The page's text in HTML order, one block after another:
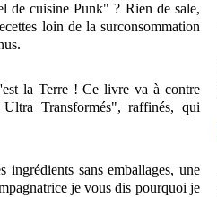
de cuisine Punk" ? Rien de sale,
loin de la surconsommation
la Terre ! Ce livre va à contre
Transformés", raffinés, qui
ingrédients sans emballages, une
je vous dis pourquoi je